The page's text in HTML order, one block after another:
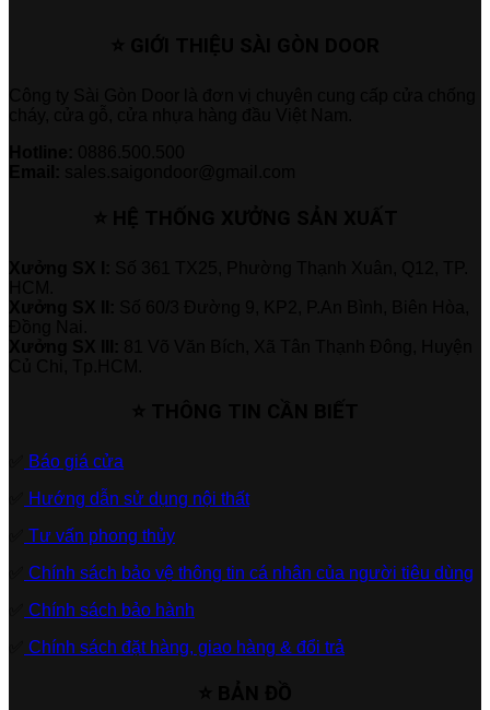
Báo giá cửa
Hướng dẫn sử dụng nội thất
Tư vấn phong thủy
Chính sách bảo vệ thông tin cá nhân của người tiêu dùng
Chính sách bảo hành
Chính sách đặt hàng, giao hàng & đổi trả